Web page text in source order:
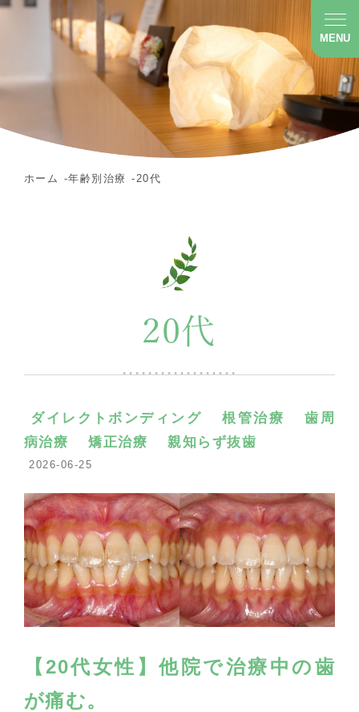
ホーム 年齢別治療 20代
20代
ダイレクトボンディング 根管治療
歯周
病治療
矯正治療 親知らず抜歯
2026-06-25
【20代女性】他院で治療中の歯
が痛む。
MENU